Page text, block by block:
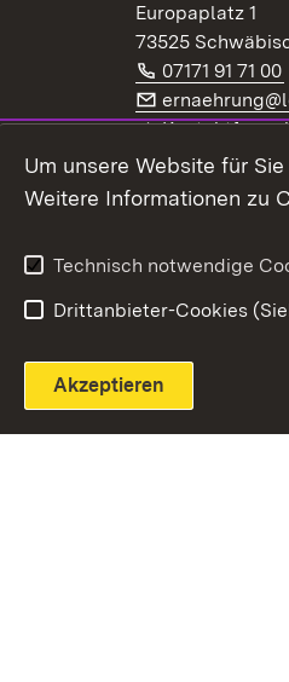
Europaplatz 1
73525
Telefon:
07171 91 71 00
E-Mail:
Extern:
LinkedIn
Um unsere Website für
Weitere Informationen zu
Technisch notwendige
Drittanbieter-Cookies
Akzeptieren